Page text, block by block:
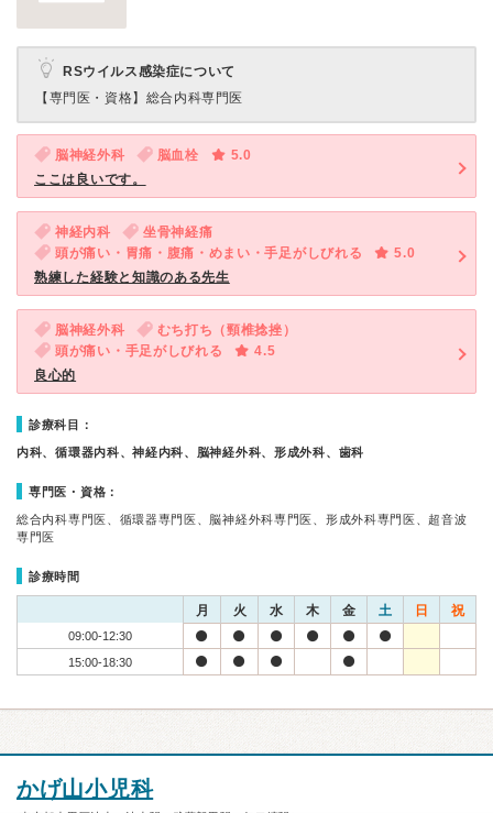
RSウイルス感染症について
【専門医・資格】 総合内科専門医
脳神経外科 脳血栓
5.0
ここは良いです。
神経内科
坐骨神経痛
頭が痛い・胃痛・腹痛・めまい・手足がしびれる
5.0
熟練した経験と知識のある先生
脳神経外科
むち打ち（頸椎捻挫）
頭が痛い・手足がしびれる
4.5
良心的
診療科目：
内科、循環器内科、神経内科、脳神経外科、形成外科、歯科
専門医・資格：
総合内科専門医、循環器専門医、脳神経外科専門医、形成外科専門医、超音波
専門医
診療時間
月 火 水 木 金 土 日 祝
09:00-12:30
15:00-18:30
かげ山小児科